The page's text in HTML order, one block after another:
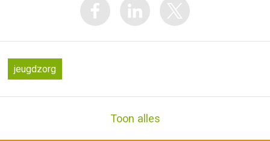
jeugdzorg
Toon alles